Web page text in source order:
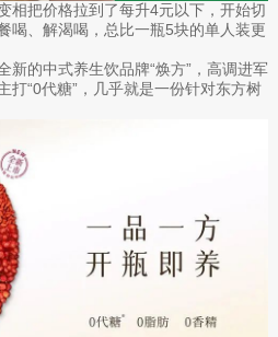
相把价格拉到了每升4元以下，开始切
喝、解渴喝，总比一瓶5块的单人装更
新的中式养生饮品牌“焕方”，高调进军
打“0代糖”，几乎就是一份针对东方树